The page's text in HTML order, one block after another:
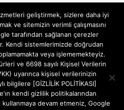
geliştirmek, sizlere daha iyi
ve sitemizin verimli çalışmasını
tarafından sağlanan çerezler
Kendi sistemlerimizde doğrudan
veya işlememekteyiz.
ve 6698 sayılı Kişisel Verilerin
uyarınca kişisel verilerinizin
bilgilere [GİZLİLİK POLİTİKASI]
kendi gizlilik politikalarından
devam etmeniz, Google